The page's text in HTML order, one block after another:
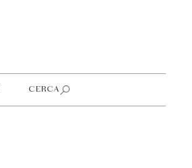
CERCA